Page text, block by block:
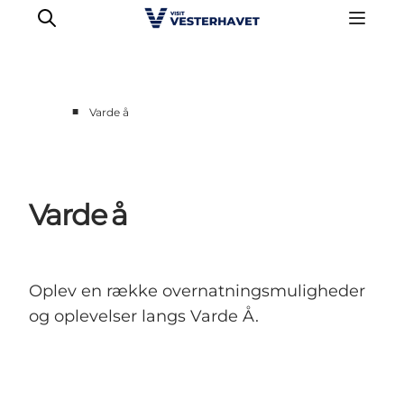
Vores Byer
Mad & Overnatning
Planlæg din ferie
■ Varde å
Varde å
Oplev en række overnatningsmuligheder
og oplevelser langs Varde Å.